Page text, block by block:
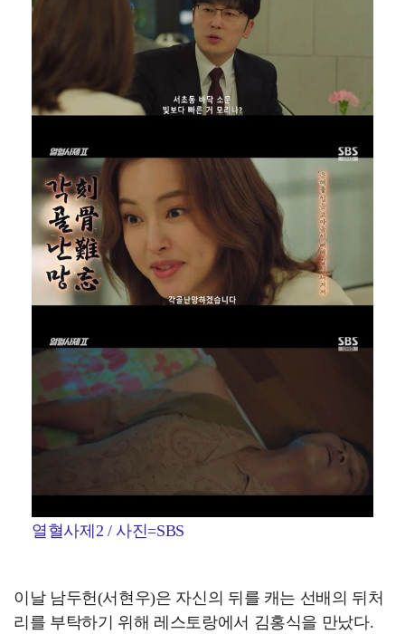
열혈사제2 / 사진=SBS
이날 남두헌(서현우)은 자신의 뒤를 캐는 선배의 뒤처
리를 부탁하기 위해 레스토랑에서 김홍식을 만났다.